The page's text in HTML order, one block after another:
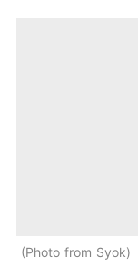
Photo from Syok